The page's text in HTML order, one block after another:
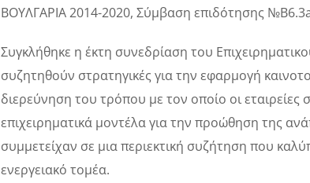
ΒΟΥΛΓΑΡΙΑ 2014-2020, Σύμβαση επιδότησης
Συγκλήθηκε η έκτη συνεδρίαση του
συζητηθούν στρατηγικές για την εφαρμογή
διερεύνηση του τρόπου με τον οποίο οι
επιχειρηματικά μοντέλα για την προώθηση της
συμμετείχαν σε μια περιεκτική συζήτηση που
ενεργειακό τομέα.